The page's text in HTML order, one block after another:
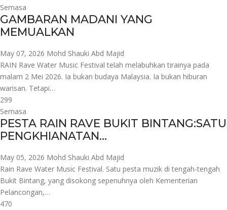
Semasa
GAMBARAN MADANI YANG
MEMUALKAN
May 07, 2026 Mohd Shauki Abd Majid
RAIN Rave Water Music Festival telah melabuhkan tirainya pada
malam 2 Mei 2026. Ia bukan budaya Malaysia. Ia bukan hiburan
warisan. Tetapi…
299
Semasa
PESTA RAIN RAVE BUKIT BINTANG:SATU
PENGKHIANATAN…
May 05, 2026 Mohd Shauki Abd Majid
Rain Rave Water Music Festival. Satu pesta muzik di tengah-tengah
Bukit Bintang, yang disokong sepenuhnya oleh Kementerian
Pelancongan,…
470